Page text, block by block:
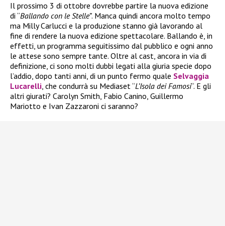
Il prossimo 3 di ottobre dovrebbe partire la nuova edizione
di “Ballando con le Stelle”. Manca quindi ancora molto tempo
ma Milly Carlucci e la produzione stanno già lavorando al
fine di rendere la nuova edizione spettacolare. Ballando è, in
effetti, un programma seguitissimo dal pubblico e ogni anno
le attese sono sempre tante. Oltre al cast, ancora in via di
definizione, ci sono molti dubbi legati alla giuria specie dopo
l’addio, dopo tanti anni, di un punto fermo quale Selvaggia
Lucarelli, che condurrà su Mediaset “L’Isola dei Famosi“. E gli
altri giurati? Carolyn Smith, Fabio Canino, Guillermo
Mariotto e Ivan Zazzaroni ci saranno?